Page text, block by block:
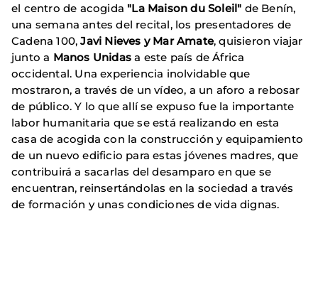
el centro de acogida "La Maison du Soleil" de Benín,
una semana antes del recital, los presentadores de
Cadena 100,Javi Nieves y Mar Amate, quisieron viajar
junto a Manos Unidas a este país de África
occidental. Una experiencia inolvidable que
mostraron, a través de un vídeo, a un aforo a rebosar
de público. Y lo que allí se expuso fue la importante
labor humanitaria que se está realizando en esta
casa de acogida con la construcción y equipamiento
de un nuevo edificio para estas jóvenes madres, que
contribuirá a sacarlas del desamparo en que se
encuentran, reinsertándolas en la sociedad a través
de formación y unas condiciones de vida dignas.